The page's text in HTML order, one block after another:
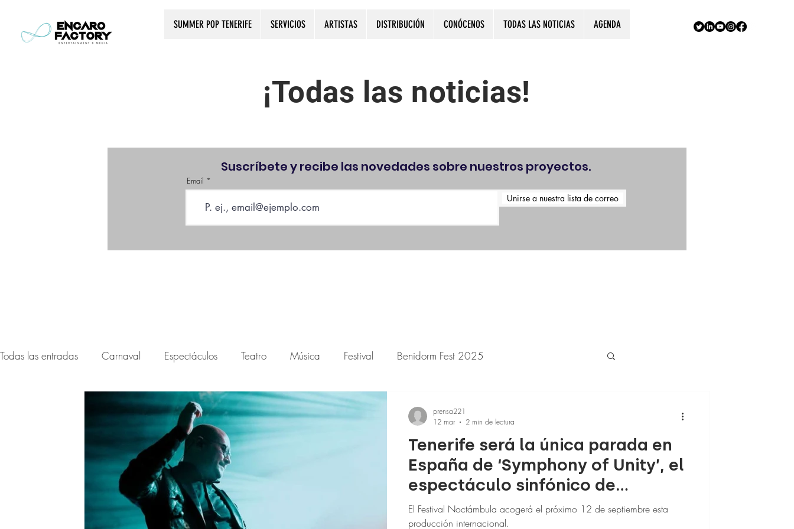
SUMMER POP TENERIFE SERVICIOS ARTISTAS DISTRIBUCIÓN CONÓCENOS TODAS LAS NOTICIAS AGENDA
¡Todas las noticias!
Suscríbete y recibe las novedades sobre nuestros proyectos.
Email
Unirse a nuestra lista de correo
Todas las entradas Carnaval Espectáculos Teatro Música Festival Benidorm Fest 2025
Festival noctámbula 2026 Festival Noctámbula
Tenerife será la única parada en
España de ‘Symphony of Unity’, el
espectáculo sinfónico de
Tomorrowland
El Festival Noctámbula acogerá el próximo 12 de septiembre esta
producción internacional.
prensa221
12 mar
2 min de lectura